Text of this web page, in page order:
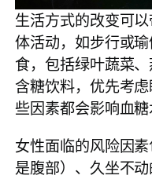
生活方式的改变可
体活动，如步行或
食，包括绿叶蔬菜
含糖饮料，优先考
些因素都会影响血糖
女性面临的风险因
是腹部）、久坐不